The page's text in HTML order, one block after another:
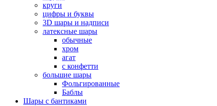
круги
цифры и буквы
3D шары и надписи
латексные шары
обычные
хром
агат
с конфетти
большие шары
Фольгированные
Баблы
Шары с бантиками